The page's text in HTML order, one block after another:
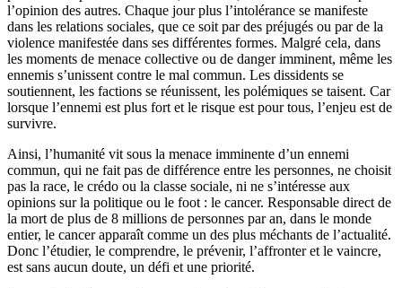
l’opinion des autres. Chaque jour plus l’intolérance se manifeste
dans les relations sociales, que ce soit par des préjugés ou par de la
violence manifestée dans ses différentes formes. Malgré cela, dans
les moments de menace collective ou de danger imminent, même les
ennemis s’unissent contre le mal commun. Les dissidents se
soutiennent, les factions se réunissent, les polémiques se taisent. Car
lorsque l’ennemi est plus fort et le risque est pour tous, l’enjeu est de
survivre.
Ainsi, l’humanité vit sous la menace imminente d’un ennemi
commun, qui ne fait pas de différence entre les personnes, ne choisit
pas la race, le crédo ou la classe sociale, ni ne s’intéresse aux
opinions sur la politique ou le foot : le cancer. Responsable direct de
la mort de plus de 8 millions de personnes par an, dans le monde
entier, le cancer apparaît comme un des plus méchants de l’actualité.
Donc l’étudier, le comprendre, le prévenir, l’affronter et le vaincre,
est sans aucun doute, un défi et une priorité.